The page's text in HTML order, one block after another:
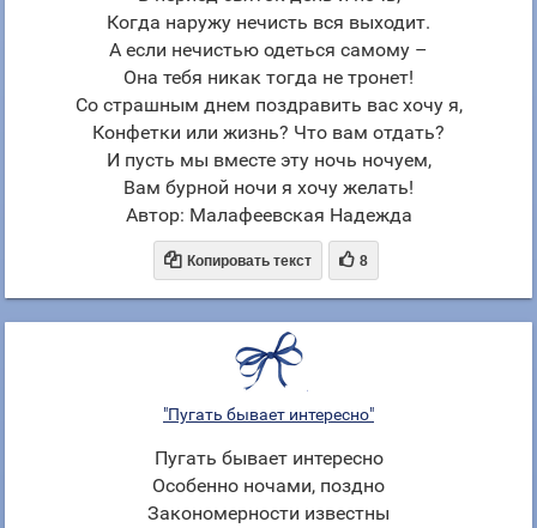
Когда наружу нечисть вся выходит.
А если нечистью одеться самому –
Она тебя никак тогда не тронет!
Со страшным днем поздравить вас хочу я,
Конфетки или жизнь? Что вам отдать?
И пусть мы вместе эту ночь ночуем,
Вам бурной ночи я хочу желать!
Автор: Малафеевская Надежда
 Копировать текст  8
"Пугать бывает интересно"
Пугать бывает интересно
Особенно ночами, поздно
Закономерности известны